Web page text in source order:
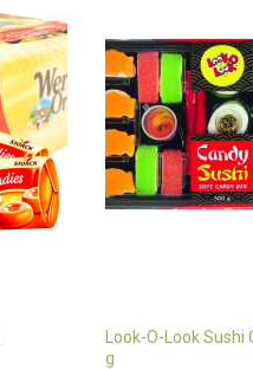
Look-O-Look Sushi
g